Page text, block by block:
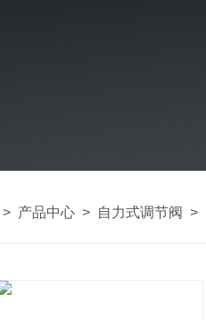
> 产品中心 > 自力式调节阀 >